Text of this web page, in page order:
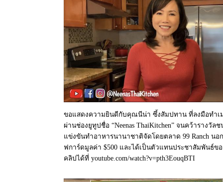
ขอแสดงความยินดีกับคุณนีน่า ซึ้งสัมปทาน ที่ลงมือทำเม
ผ่านช่องยูทูปชื่อ “Neenas ThaiKitchen” จนคว้ารางวัลช
แข่งขันทำอาหารนานาชาติจัดโดยตลาด 99 Ranch นอ
ฟการ์ดมูลค่า $500 และได้เป็นตัวแทนประชาสัมพันธ์ข
คลิปได้ที่ youtube.com/watch?v=pth3EouqBTI